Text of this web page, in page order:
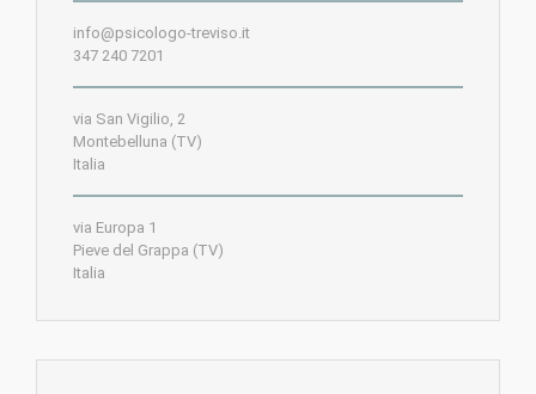
info@psicologo-treviso.it
347 240 7201
via San Vigilio, 2
Montebelluna (TV)
Italia
via Europa 1
Pieve del Grappa (TV)
Italia